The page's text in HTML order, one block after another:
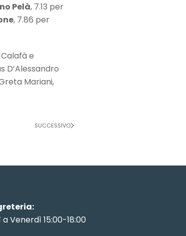
Pelà, 7.13 per
, 7.86 per
e
D’Alessandro
Mariani,
SUCCESSIVO
Venerdì 15:00-18:00